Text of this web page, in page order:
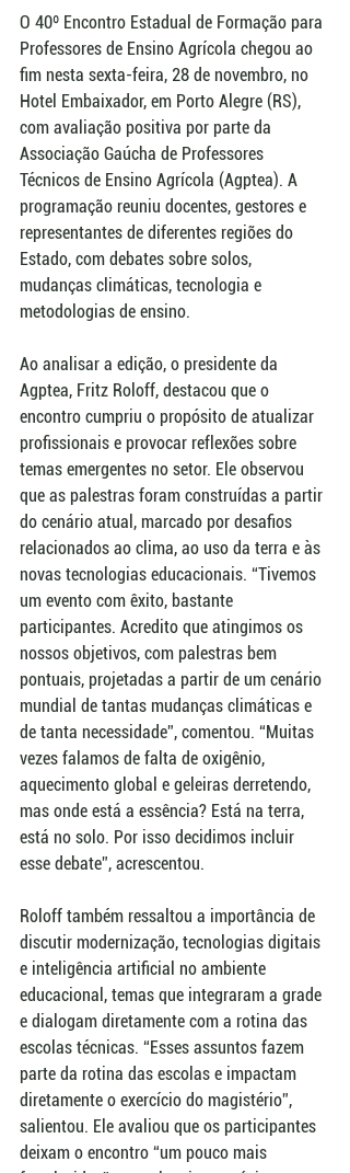
O 40º Encontro Estadual de Formação para
Professores de Ensino Agrícola chegou ao
fim nesta sexta-feira, 28 de novembro, no
Hotel Embaixador, em Porto Alegre (RS),
com avaliação positiva por parte da
Associação Gaúcha de Professores
Técnicos de Ensino Agrícola (Agptea). A
programação reuniu docentes, gestores e
representantes de diferentes regiões do
Estado, com debates sobre solos,
mudanças climáticas, tecnologia e
metodologias de ensino.
Ao analisar a edição, o presidente da
Agptea, Fritz Roloff, destacou que o
encontro cumpriu o propósito de atualizar
profissionais e provocar reflexões sobre
temas emergentes no setor. Ele observou
que as palestras foram construídas a partir
do cenário atual, marcado por desafios
relacionados ao clima, ao uso da terra e às
novas tecnologias educacionais. “Tivemos
um evento com êxito, bastante
participantes. Acredito que atingimos os
nossos objetivos, com palestras bem
pontuais, projetadas a partir de um cenário
mundial de tantas mudanças climáticas e
de tanta necessidade”, comentou. “Muitas
vezes falamos de falta de oxigênio,
aquecimento global e geleiras derretendo,
mas onde está a essência? Está na terra,
está no solo. Por isso decidimos incluir
esse debate”, acrescentou.
Roloff também ressaltou a importância de
discutir modernização, tecnologias digitais
e inteligência artificial no ambiente
educacional, temas que integraram a grade
e dialogam diretamente com a rotina das
escolas técnicas. “Esses assuntos fazem
parte da rotina das escolas e impactam
diretamente o exercício do magistério”,
salientou. Ele avaliou que os participantes
deixam o encontro “um pouco mais